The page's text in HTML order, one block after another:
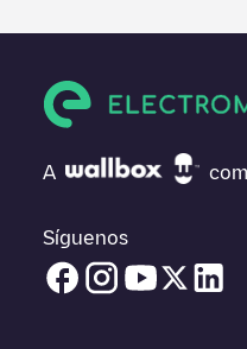
su vehículo eléctrico.
comprueba en la parte
está más cerca de tí en
vehículos eléctricos
en superficie y la distancia
A
Síguenos